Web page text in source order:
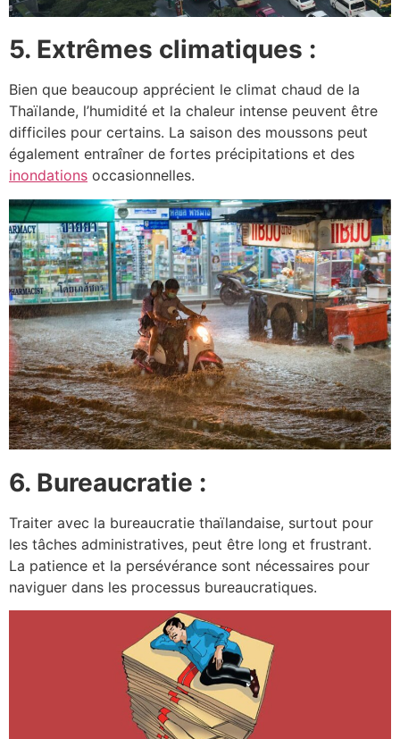
5. Extrêmes climatiques :
Bien que beaucoup apprécient le climat chaud de la
Thaïlande, l’humidité et la chaleur intense peuvent être
difficiles pour certains. La saison des moussons peut
également entraîner de fortes précipitations et des
inondations occasionnelles.
6. Bureaucratie :
Traiter avec la bureaucratie thaïlandaise, surtout pour
les tâches administratives, peut être long et frustrant.
La patience et la persévérance sont nécessaires pour
naviguer dans les processus bureaucratiques.